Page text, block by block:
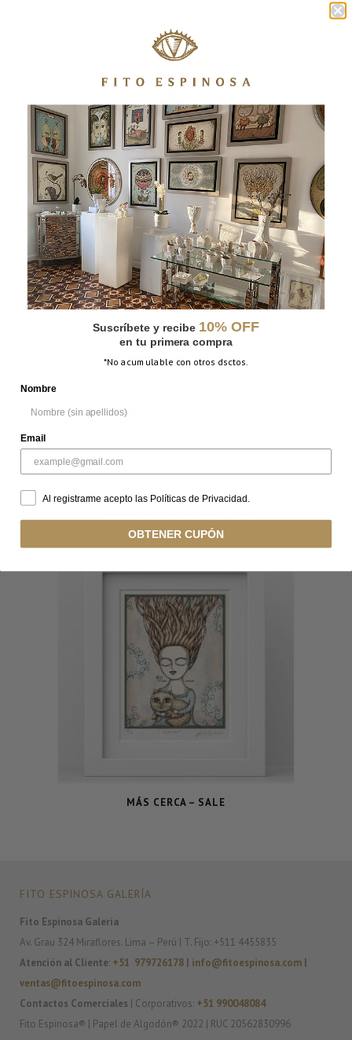
INGRAVIDEZ – SALE
MÁS CERCA – SALE
FITO ESPINOSA GALERÍA
Fito Espinosa Galería
Av. Grau 324 Miraflores. Lima – Perú | T. Fijo: +511 4455835
Atención al Cliente: +51 979726178 | info@fitoespinosa.com |
ventas@fitoespinosa.com
Contactos Comerciales | Corporativos: +51 990048084
Fito Espinosa® | Papel de Algodón® 2022 | RUC 20562830996
Suscríbete y recibe 10% OFF
en tu primera compra
*No acumulable con otros dsctos.
Nombre
Email
Al registrarme acepto las Políticas de Privacidad.
OBTENER CUPÓN